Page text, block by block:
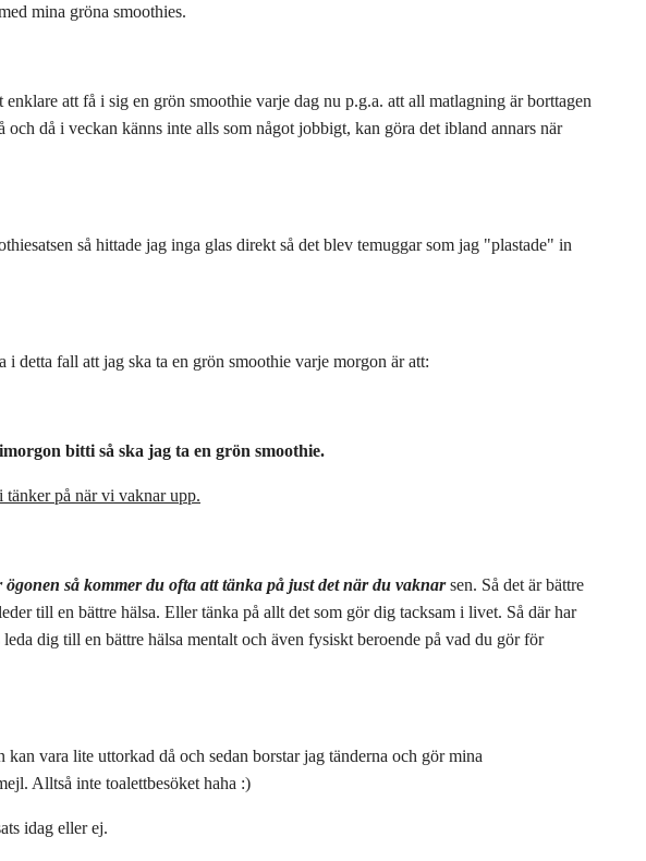
mina gröna smoothies.
att få i sig en grön smoothie varje dag nu p.g.a. att all matlagning är borttagen
då i veckan känns inte alls som något jobbigt, kan göra det ibland annars när
så hittade jag inga glas direkt så det blev temuggar som jag "plastade" in
detta fall att jag ska ta en grön smoothie varje morgon är att:
imorgon bitti så ska jag ta en grön smoothie.
tänker på när vi vaknar upp.
så kommer du ofta att tänka på just det när du vaknarsen. Så det är bättre
till en bättre hälsa. Eller tänka på allt det som gör dig tacksam i livet. Så där har
dig till en bättre hälsa mentalt och även fysiskt beroende på vad du gör för
vara lite uttorkad då och sedan borstar jag tänderna och gör mina
Alltså inte toalettbesöket haha :)
idag eller ej.